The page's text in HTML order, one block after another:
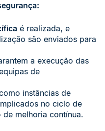
é realizada, e
são enviados para
a execução das
de
instâncias de
no ciclo de
melhoria contínua.